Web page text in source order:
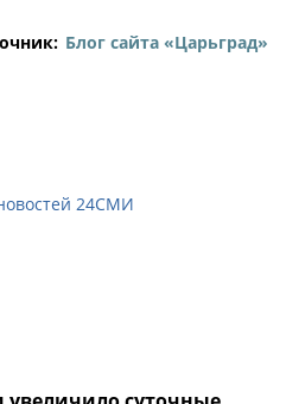
Блог сайта «Царьград»
24СМИ